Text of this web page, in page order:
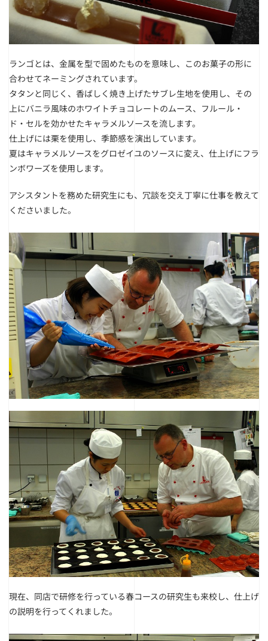
ランゴとは、金属を型で固めたものを意味し、このお菓子の形に
合わせてネーミングされています。
タタンと同じく、香ばしく焼き上げたサブレ生地を使用し、その
上にバニラ風味のホワイトチョコレートのムース、フルール・
ド・セルを効かせたキャラメルソースを流します。
仕上げには栗を使用し、季節感を演出しています。
夏はキャラメルソースをグロゼイユのソースに変え、仕上げにフラ
ンボワーズを使用します。
アシスタントを務めた研究生にも、冗談を交え丁寧に仕事を教えて
くださいました。
現在、同店で研修を行っている春コースの研究生も来校し、仕上げ
の説明を行ってくれました。